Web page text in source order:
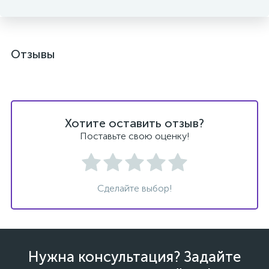
Отзывы
Хотите оставить отзыв?
Поставьте свою оценку!
Сделайте выбор!
Нужна консультация? Задайте